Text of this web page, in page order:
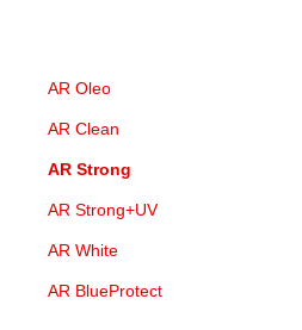
AR Oleo
AR Clean
AR Strong
AR Strong+UV
AR White
AR BlueProtect